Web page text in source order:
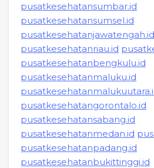
pusatkesehatansumbar.id
pusatkesehatansumsel.id
pusatkesehatanjawatengah.id
pusatkesehatanriau.id
pusatkesehatanbengkulu.id
pusatkesehatanmaluku.id
pusatkesehatangorontalo.id
pusatkesehatansabang.id
pusatkesehatanmedan.id
pusatkesehatanpadang.id
pusatkesehatanbukittinggi.id